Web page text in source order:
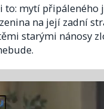
to: mytí připáleného
na její zadní
starými nánosy